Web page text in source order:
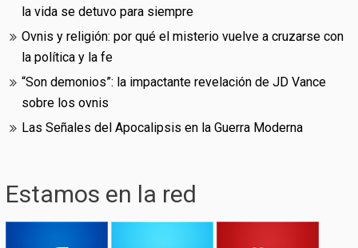
la vida se detuvo para siempre
Ovnis y religión: por qué el misterio vuelve a cruzarse con
la política y la fe
“Son demonios”: la impactante revelación de JD Vance
sobre los ovnis
Las Señales del Apocalipsis en la Guerra Moderna
Estamos en la red